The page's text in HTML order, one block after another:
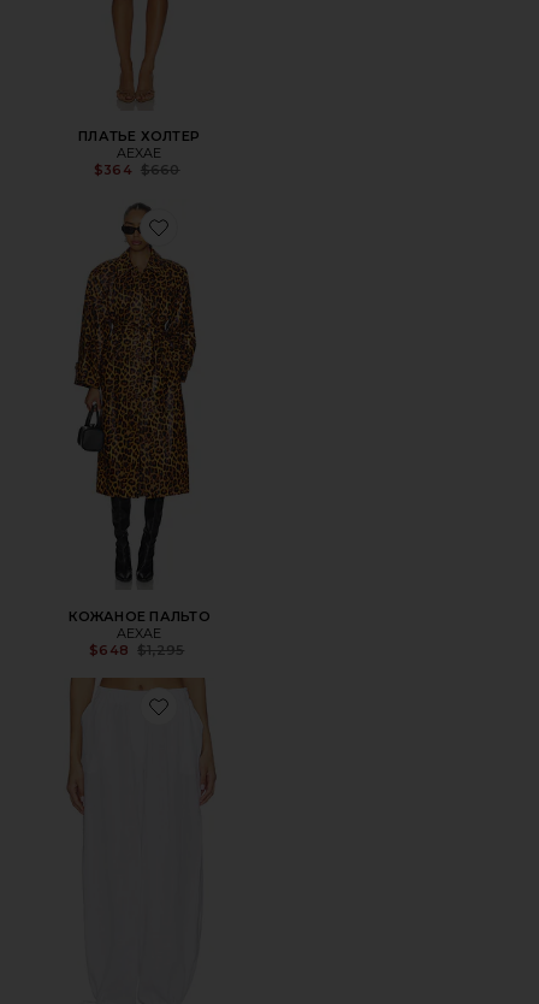
ПЛАТЬЕ ХОЛТЕР
AEXAE
$364 Previous price:
$660
Favorite КОЖАНОЕ ПАЛЬТО
КОЖАНОЕ ПАЛЬТО
AEXAE
$648 Previous price:
$1,295
Favorite ??????? ?????-????????